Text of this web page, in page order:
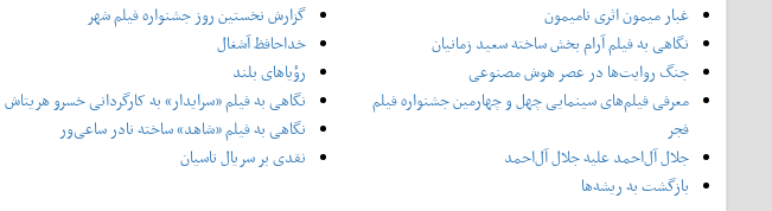
غبار میمون اثری نامیمون
نگاهی به فیلم آرام بخش ساخته سعید زمانیان
جنگ روایت‌ها در عصر هوش مصنوعی
معرفی فیلم‌های سینمایی چهل‌ و چهارمین جشنواره فیلم
فجر
جلال آل‌احمد علیه جلال آل‌‌احمد
بازگشت به ریشه‌ها
گزارش نخستین روز جشنواره فیلم شهر
خداحافظ آشغال
رؤیاهای بلند
نگاهی به فیلم «سرایدار» به کارگردانی خسرو هریتاش
نگاهی به فیلم «شاهد» ساخته نادر ساعی‌ور
نقدی بر سریال تاسیان